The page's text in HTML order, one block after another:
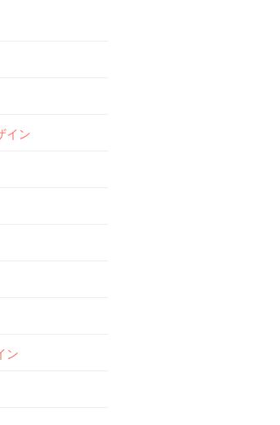
イン
ン